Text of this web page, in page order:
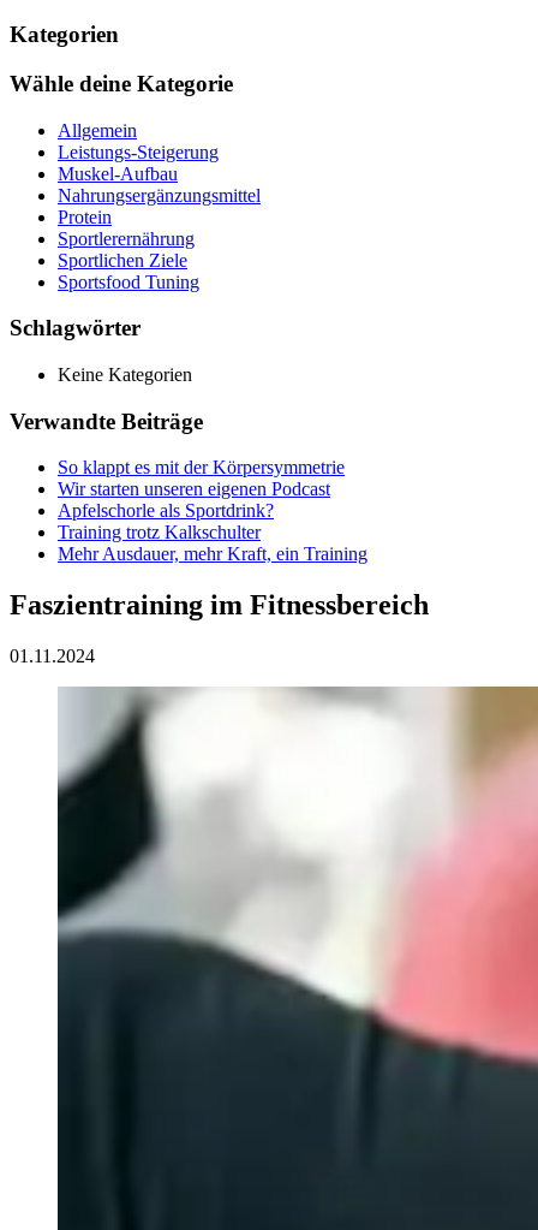
Kategorien
Wähle deine Kategorie
Allgemein
Leistungs-Steigerung
Muskel-Aufbau
Nahrungsergänzungsmittel
Protein
Sportlerernährung
Sportlichen Ziele
Sportsfood Tuning
Schlagwörter
Keine Kategorien
Verwandte Beiträge
So klappt es mit der Körpersymmetrie
Wir starten unseren eigenen Podcast
Apfelschorle als Sportdrink?
Training trotz Kalkschulter
Mehr Ausdauer, mehr Kraft, ein Training
Faszientraining im Fitnessbereich
01.11.2024